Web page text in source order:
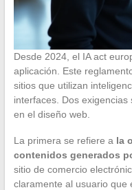
Desde 2024, el IA act
aplicación. Este
sitios que utilizan
interfaces. Dos
en el diseño web.
La primera se refiere a la
contenidos generados
sitio de comercio
claramente al usuario que